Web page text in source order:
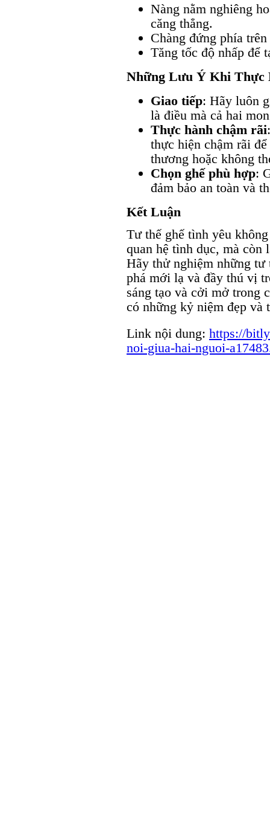
Nàng nằm nghiêng
căng thẳng.
Chàng đứng phía
Tăng tốc độ nhấp để
Những Lưu Ý Khi Thực
Giao tiếp: Hãy luôn
là điều mà cả hai
Thực hành chậm rãi
thực hiện chậm rãi
thương hoặc không
Chọn ghế phù hợp:
đảm bảo an toàn và
Kết Luận
Tư thế ghế tình yêu
quan hệ tình dục, mà còn
Hãy thử nghiệm những tư
phá mới lạ và đầy thú vị
sáng tạo và cởi mở trong
có những kỷ niệm đẹp và
Link nội dung: https://
noi-giua-hai-nguoi-